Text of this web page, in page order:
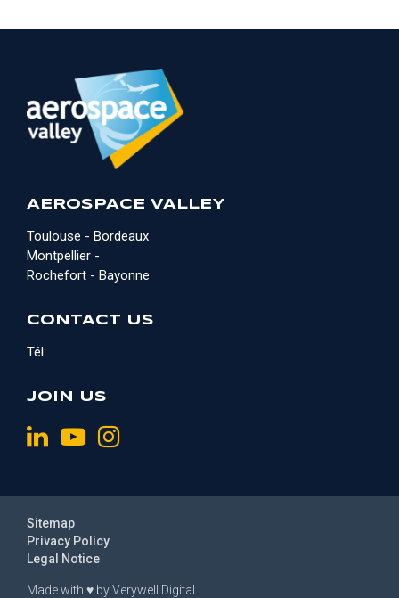
AEROSPACE VALLEY
Toulouse - Bordeaux
Montpellier -
Rochefort - Bayonne
CONTACT US
Tél:
JOIN US
Made with ♥ byVerywell Digital
Legal Notice
Privacy Policy
Sitemap